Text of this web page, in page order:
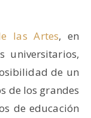
las Artes, en
universitarios,
de un
de los grandes
de educación